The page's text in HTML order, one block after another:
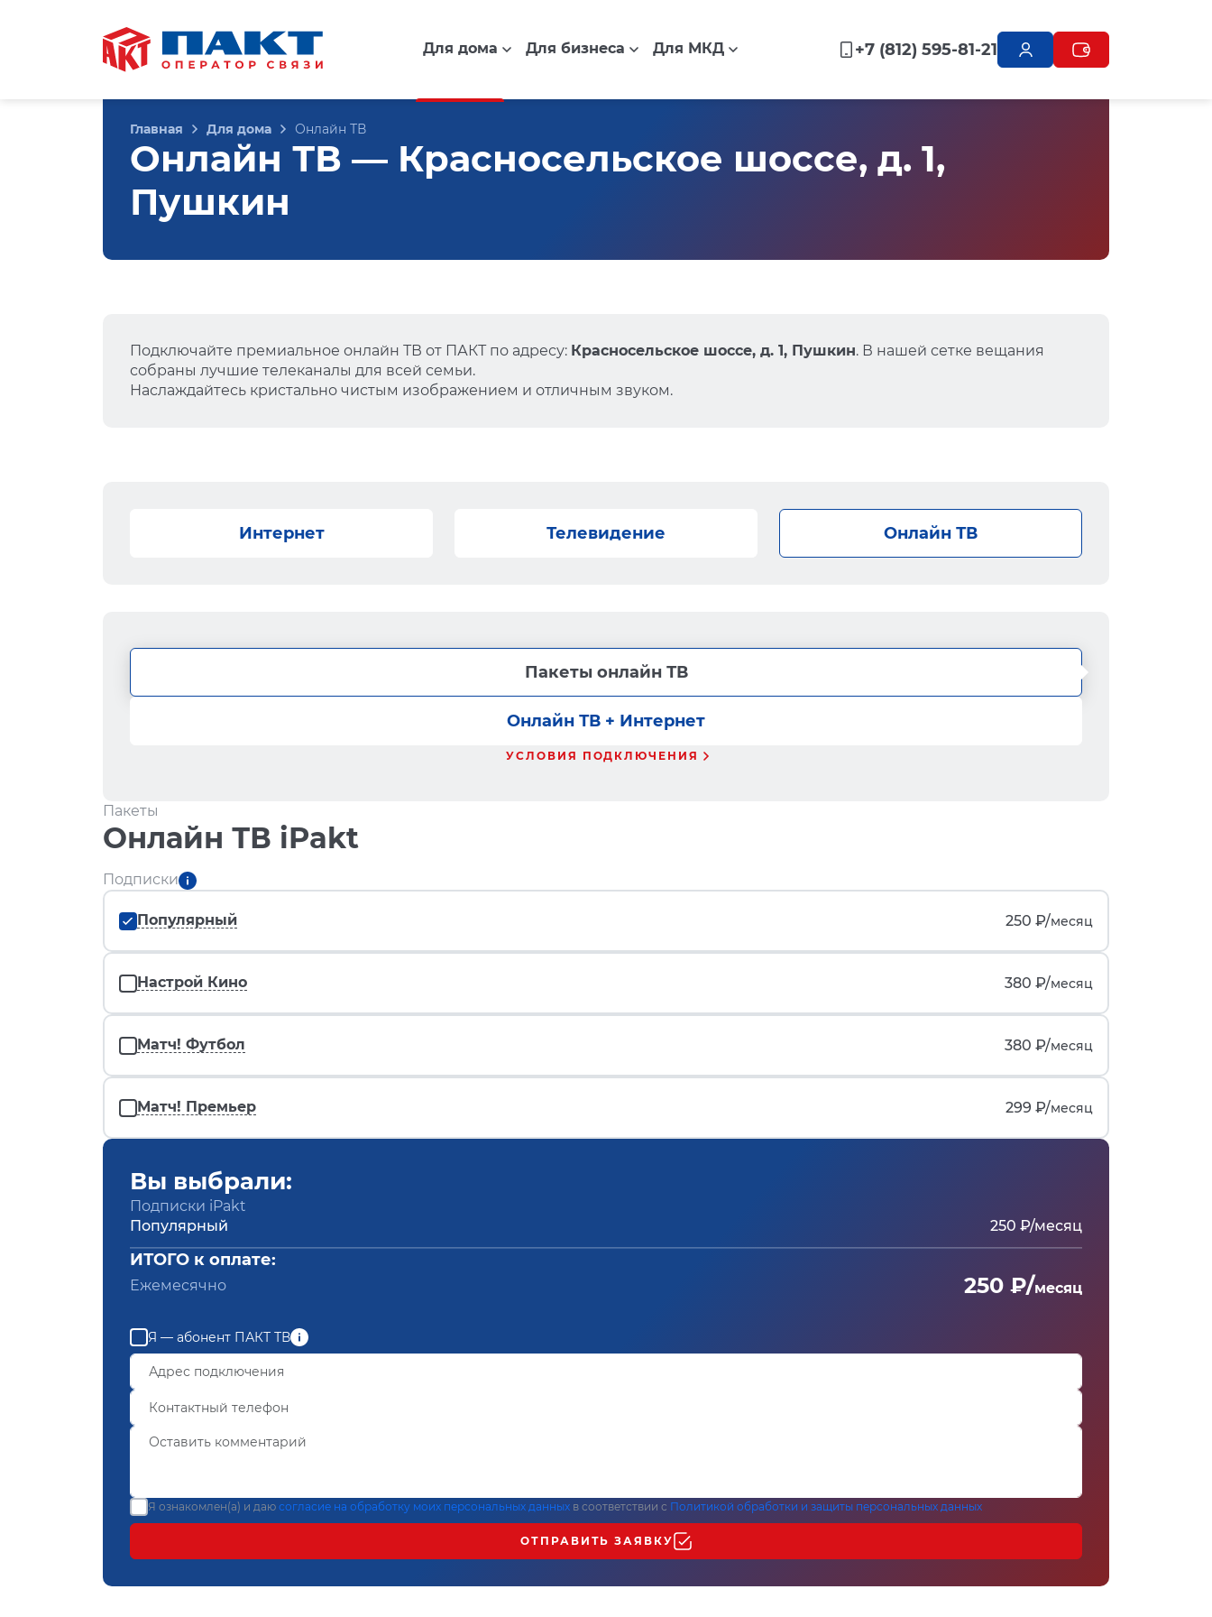
Для дома Для бизнеса Для МКД +7 (812) 595-81-21
Главная Для дома Онлайн ТВ
Онлайн ТВ — Красносельское шоссе, д. 1,
Пушкин
Подключайте премиальное онлайн ТВ от ПАКТ по адресу: Красносельское шоссе, д. 1, Пушкин. В нашей сетке вещания
собраны лучшие телеканалы для всей семьи.
Наслаждайтесь кристально чистым изображением и отличным звуком.
Интернет Телевидение Онлайн ТВ
Пакеты онлайн ТВ
Онлайн ТВ + Интернет
УСЛОВИЯ ПОДКЛЮЧЕНИЯ
Пакеты
Онлайн ТВ iPakt
Подписки
Популярный 250 ₽/месяц
Настрой Кино 380 ₽/месяц
Матч! Футбол 380 ₽/месяц
Матч! Премьер 299 ₽/месяц
Вы выбрали:
Подписки iPakt
Популярный
250 ₽/месяц
ИТОГО к оплате:
Ежемесячно 250 ₽/месяц
Я — абонент ПАКТ ТВ
Я ознакомлен(а) и даю согласие на обработку моих персональных данных в соответствии с Политикой обработки и защиты персональных данных
ОТПРАВИТЬ ЗАЯВКУ